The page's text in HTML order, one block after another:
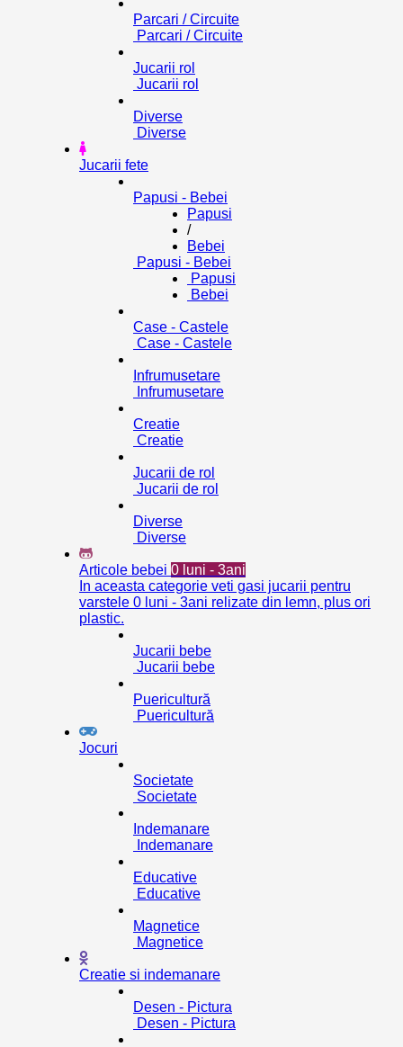
Parcari / Circuite
Parcari / Circuite
Jucarii rol
Jucarii rol
Diverse
Diverse
Jucarii fete
Papusi - Bebei
Papusi
/
Bebei
Papusi - Bebei
Papusi
Bebei
Case - Castele
Case - Castele
Infrumusetare
Infrumusetare
Creatie
Creatie
Jucarii de rol
Jucarii de rol
Diverse
Diverse
Articole bebei 0 luni - 3ani
In aceasta categorie veti gasi jucarii pentru
varstele 0 luni - 3ani relizate din lemn, plus ori
plastic.
Jucarii bebe
Jucarii bebe
Puericultură
Puericultură
Jocuri
Societate
Societate
Indemanare
Indemanare
Educative
Educative
Magnetice
Magnetice
Creatie si indemanare
Desen - Pictura
Desen - Pictura